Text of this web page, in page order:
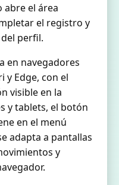
abre el área
el registro y
perfil.
en navegadores
y Edge, con el
visible en la
y tablets, el botón
en el menú
adapta a pantallas
y